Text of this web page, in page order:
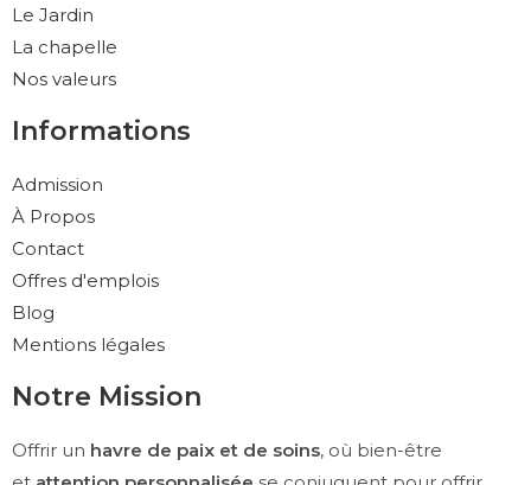
Le Jardin
La chapelle
Nos valeurs
Informations
Admission
À Propos
Contact
Offres d'emplois
Blog
Mentions légales
Notre Mission
Offrir un havre de paix et de soins, où bien-être